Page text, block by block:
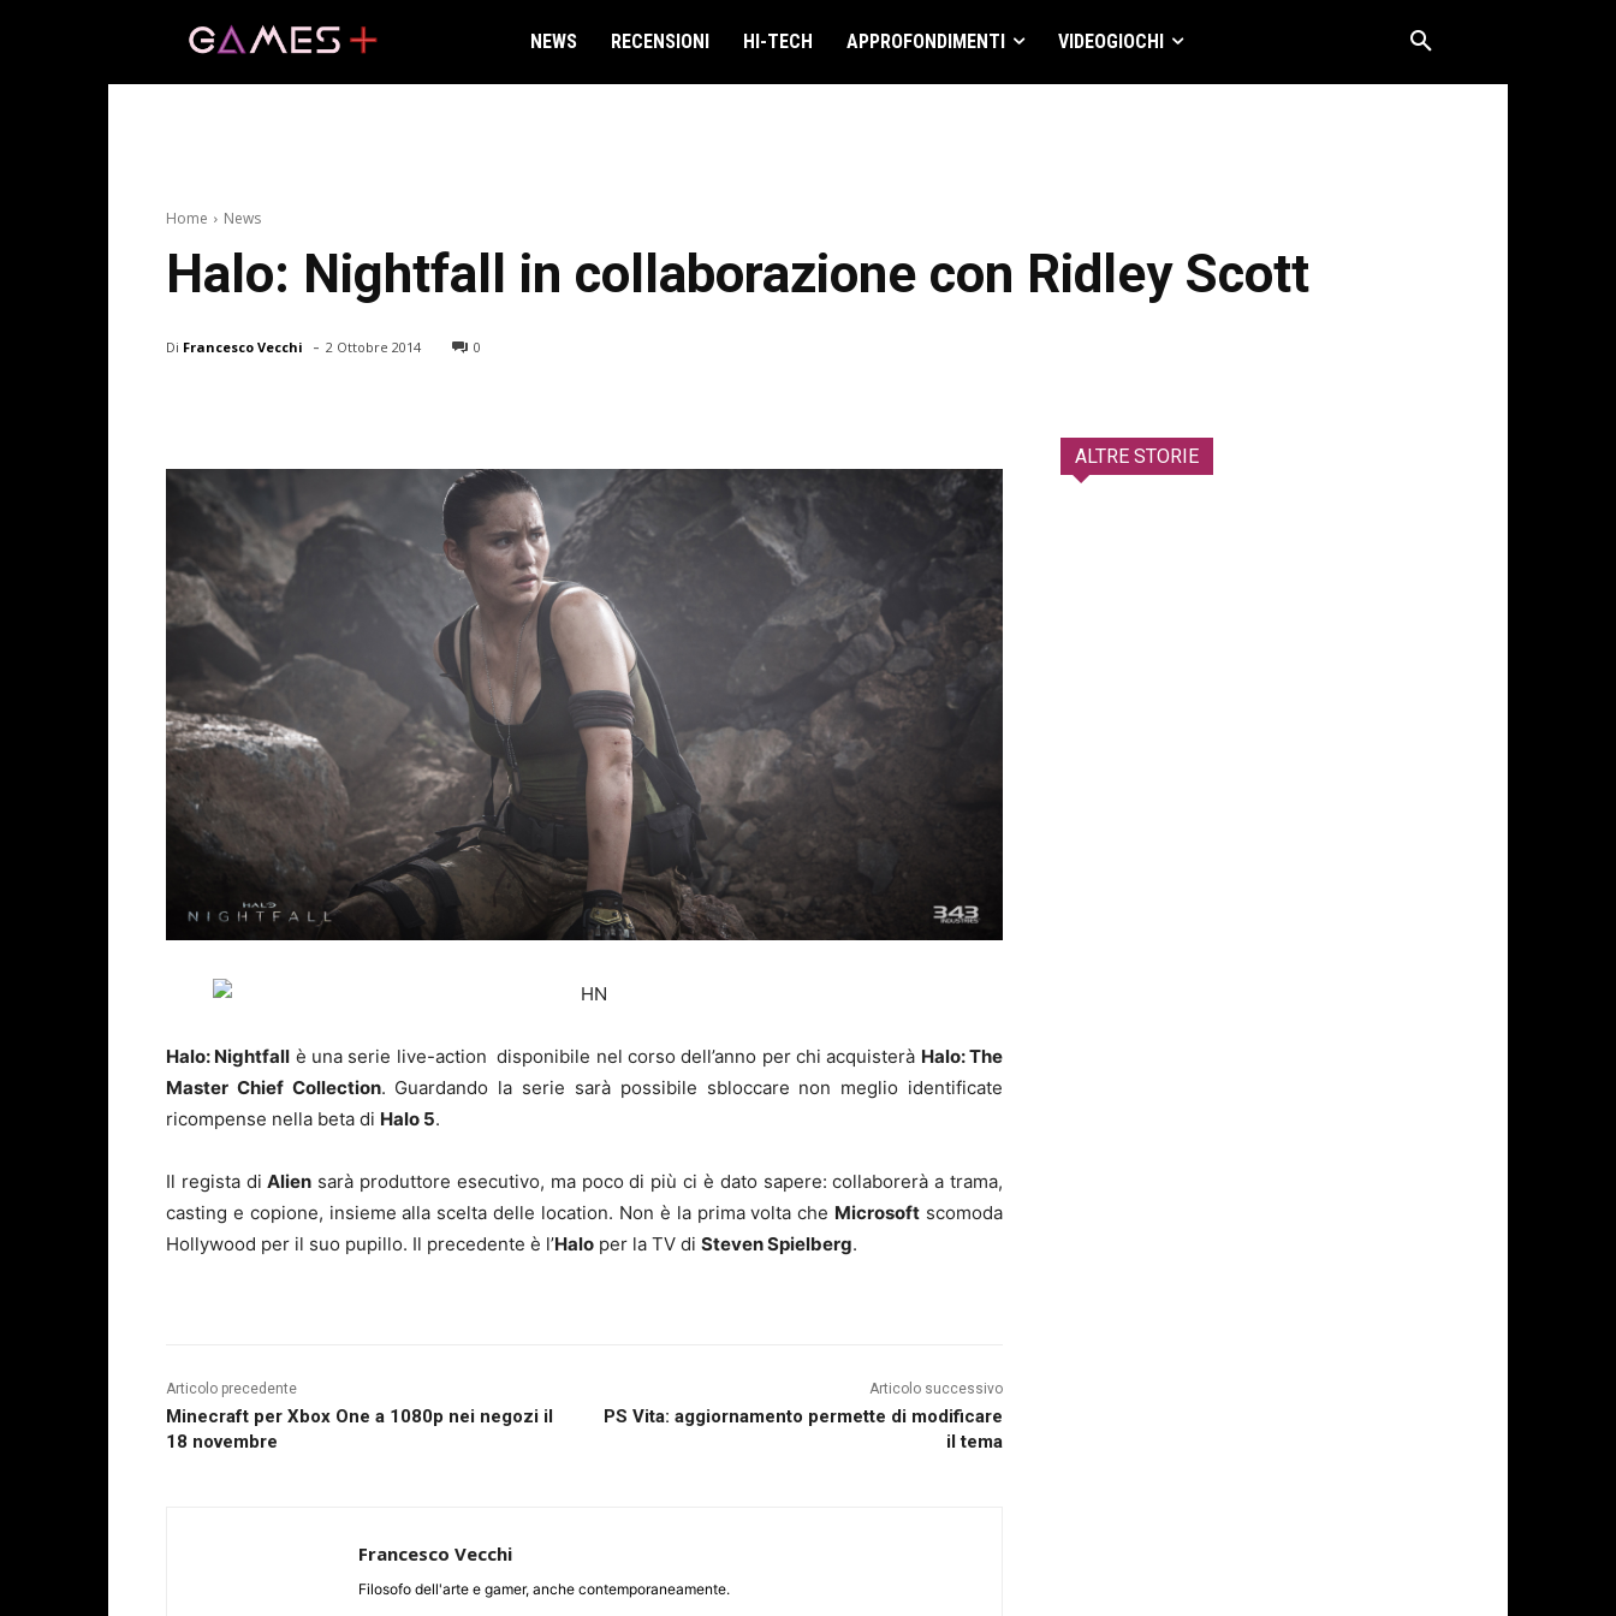
NEWS RECENSIONI HI-TECH APPROFONDIMENTI VIDEOGIOCHI
Home News
Halo: Nightfall in collaborazione con Ridley Scott
Di Francesco Vecchi - 2 Ottobre 2014 0
Halo: Nightfall è una serie live-action disponibile nel corso dell’anno per chi acquisterà Halo: The
Master Chief Collection. Guardando la serie sarà possibile sbloccare non meglio identificate
ricompense nella beta di Halo 5.
Il regista diAlien sarà produttore esecutivo, ma poco di più ci è dato sapere: collaborerà a trama,
casting e copione, insieme alla scelta delle location. Non è la prima volta che Microsoft scomoda
Hollywood per il suo pupillo. Il precedente è l’Halo per la TV di Steven Spielberg.
Articolo precedente
Minecraft per Xbox One a 1080p nei negozi il
18 novembre
Articolo successivo
PS Vita: aggiornamento permette di modificare
il tema
Francesco Vecchi
Filosofo dell'arte e gamer, anche contemporaneamente.
ALTRE STORIE